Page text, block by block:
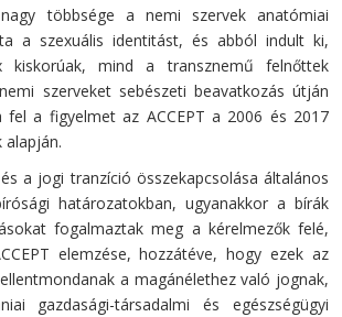
többsége a nemi szervek anatómiai
a szexuális identitást, és abból indult ki,
kiskorúak, mind a transznemű felnőttek
szerveket sebészeti beavatkozás útján
fel a figyelmet az ACCEPT a 2006 és 2017
a jogi tranzíció összekapcsolása általános
határozatokban, ugyanakkor a bírák
fogalmaztak meg a kérelmezők felé,
elemzése, hozzátéve, hogy ezek az
a magánélethez való jognak,
gazdasági-társadalmi és egészségügyi